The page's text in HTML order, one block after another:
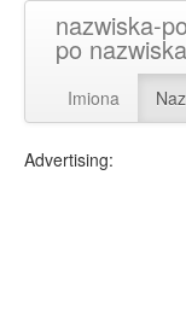
nazwiska-
po
Imiona
Advertising: